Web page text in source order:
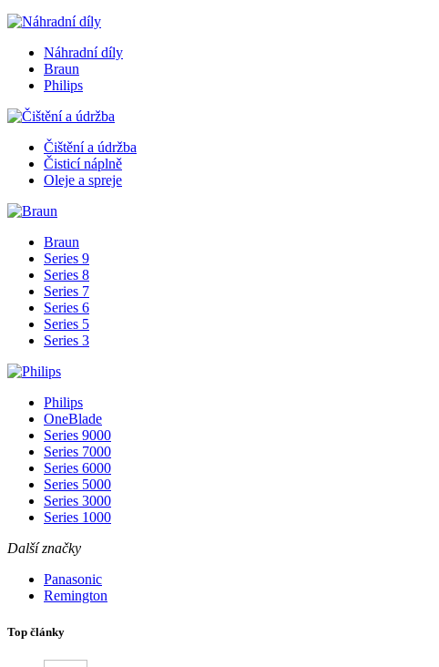
Náhradní díly
Braun
Philips
Čištění a údržba
Čisticí náplně
Oleje a spreje
Braun
Series 9
Series 8
Series 7
Series 6
Series 5
Series 3
Philips
OneBlade
Series 9000
Series 7000
Series 6000
Series 5000
Series 3000
Series 1000
Další značky
Panasonic
Remington
Top články